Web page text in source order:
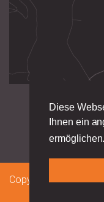
Diese
Ihnen ein
ermöglichen.
Copyright 2026 —